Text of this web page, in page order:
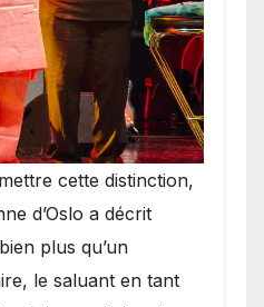
cette distinction,
d’Oslo a décrit
plus qu’un
le saluant en tant